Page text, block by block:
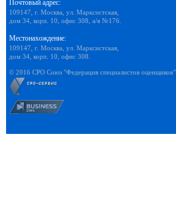
Почтовый адрес:
109147, г. Москва, ул. Марксистская,
дом 34, корп. 10, офис 308, а/я №176.
Местонахождение:
109147, г. Москва, ул. Марксистская,
дом 34, корп. 10, офис 308.
© 2016 СРО Союз "Федерация специалистов оценщиков"